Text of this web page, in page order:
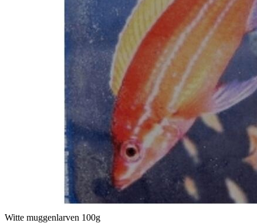
Witte muggenlarven 100g